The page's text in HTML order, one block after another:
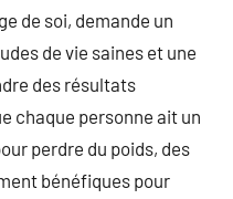
de soi, demande un
de vie saines et une
des résultats
chaque personne ait un
perdre du poids, des
bénéfiques pour